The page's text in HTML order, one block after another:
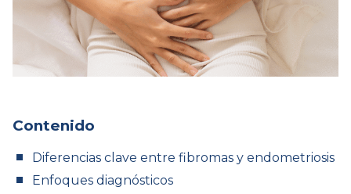
Contenido
Diferencias clave entre fibromas y endometriosis
Enfoques diagnósticos